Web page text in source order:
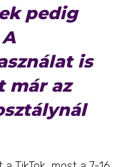
pedig
is
már az